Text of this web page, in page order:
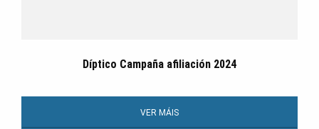
Díptico Campaña afiliación 2024
VER MÁIS